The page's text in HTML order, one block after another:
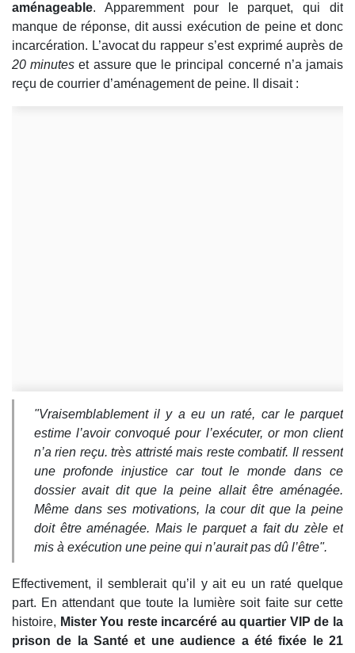
aménageable. Apparemment pour le parquet, qui dit
manque de réponse, dit aussi exécution de peine et donc
incarcération. L’avocat du rappeur s’est exprimé auprès de
20 minutes et assure que le principal concerné n’a jamais
reçu de courrier d’aménagement de peine. Il disait :
"Vraisemblablement il y a eu un raté, car le parquet
estime l’avoir convoqué pour l’exécuter, or mon client
n’a rien reçu. très attristé mais reste combatif. Il ressent
une profonde injustice car tout le monde dans ce
dossier avait dit que la peine allait être aménagée.
Même dans ses motivations, la cour dit que la peine
doit être aménagée. Mais le parquet a fait du zèle et
mis à exécution une peine qui n’aurait pas dû l’être".
Effectivement, il semblerait qu’il y ait eu un raté quelque
part. En attendant que toute la lumière soit faite sur cette
histoire, Mister You reste incarcéré au quartier VIP de la
prison de la Santé et une audience a été fixée le 21